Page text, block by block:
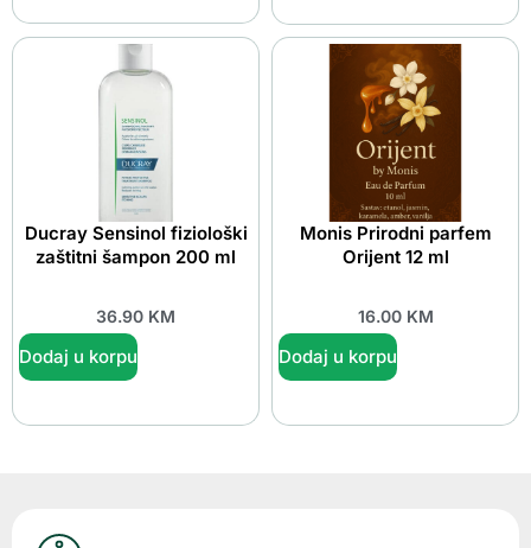
Ducray Sensinol fiziološki
zaštitni šampon 200 ml
36.90 KM
Dodaj u korpu
Monis Prirodni parfem
Orijent 12 ml
16.00 KM
Dodaj u korpu